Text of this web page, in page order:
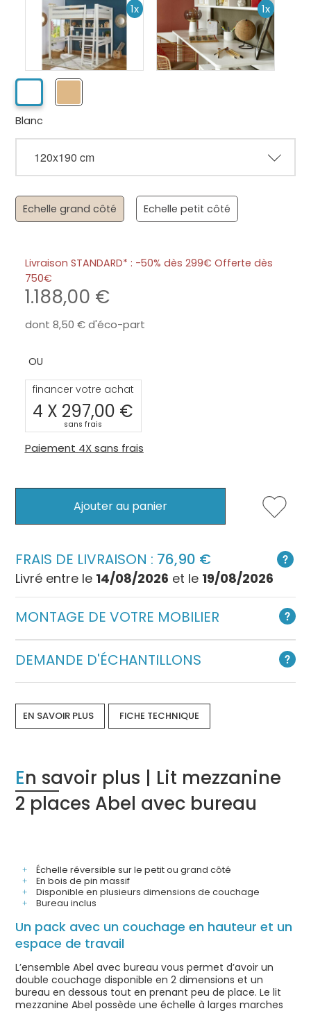
1x 1x
Blanc
Echelle grand côté Echelle petit côté
Livraison STANDARD* : -50% dès 299€ Offerte dès
750
1.188,00
dont 8,50d'éco-part
financer votre achat
4 X 297,00
sans frais
Paiement 4X sans frais
Ajouter au panier
FRAIS DE LIVRAISON : 76,90
Livré entre le 14/08/2026 et le 19/08/2026
MONTAGE DE VOTRE MOBILIER
DEMANDE D'ÉCHANTILLONS
EN SAVOIR PLUS FICHE TECHNIQUE
En savoir plus | Lit mezzanine
2 places Abel avec bureau
Échelle réversible sur le petit ou grand côté
En bois de pin massif
Disponible en plusieurs dimensions de couchage
Bureau inclus
Un pack avec un couchage en hauteur et un
espace de travail
L’ensemble Abel avec bureau vous permet d’avoir un
double couchage disponible en 2 dimensions et un
bureau en dessous tout en prenant peu de place. Le lit
mezzanine Abel possède une échelle à larges marches